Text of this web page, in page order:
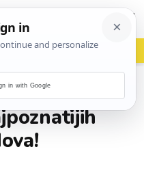
vrh! woot?!
in with Google